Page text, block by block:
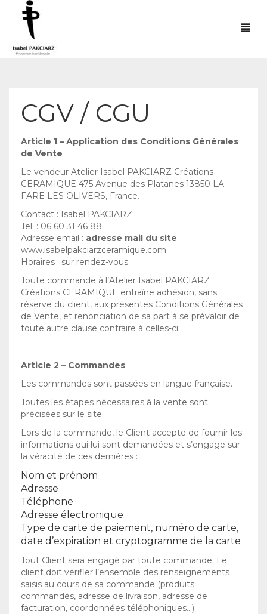
EVENEMENTS
REVENDEURS
GALERIE
CONTACT
PANIER
La liste de mes envies Mon Compte
CGV / CGU
Article 1 – Application des Conditions Générales
de Vente
Le vendeur Atelier Isabel PAKCIARZ Créations
CERAMIQUE 475 Avenue des Platanes 13850 LA
FARE LES OLIVERS, France.
Contact : Isabel PAKCIARZ
Tel. : 06 60 31 46 88
Adresse email : adresse mail du site
www.isabelpakciarzceramique.com
Horaires : sur rendez-vous.
Toute commande à l’Atelier Isabel PAKCIARZ
Créations CERAMIQUE entraîne adhésion, sans
réserve du client, aux présentes Conditions Générales
de Vente, et renonciation de sa part à se prévaloir de
toute autre clause contraire à celles-ci.
Article 2 – Commandes
Les commandes sont passées en langue française.
Toutes les étapes nécessaires à la vente sont
précisées sur le site.
Lors de la commande, le Client accepte de fournir les
informations qui lui sont demandées et s’engage sur
la véracité de ces dernières :
Nom et prénom
Adresse
Téléphone
Adresse électronique
Type de carte de paiement, numéro de carte,
date d’expiration et cryptogramme de la carte
Tout Client sera engagé par toute commande. Le
client doit vérifier l’ensemble des renseignements
saisis au cours de sa commande (produits
commandés, adresse de livraison, adresse de
facturation, coordonnées téléphoniques…)